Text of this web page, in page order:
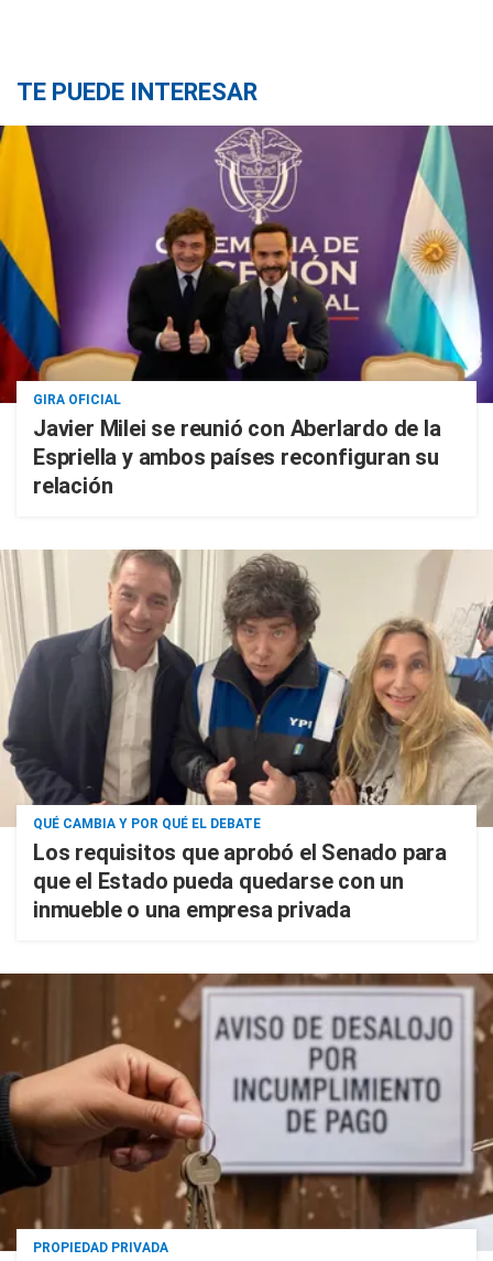
TE PUEDE INTERESAR
GIRA OFICIAL
Javier Milei se reunió con Aberlardo de la
Espriella y ambos países reconfiguran su
relación
QUÉ CAMBIA Y POR QUÉ EL DEBATE
Los requisitos que aprobó el Senado para
que el Estado pueda quedarse con un
inmueble o una empresa privada
PROPIEDAD PRIVADA